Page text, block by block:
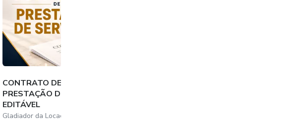
CONTRATO DE
PRESTAÇÃO DE SERVIÇOS
EDITÁVEL
Gladiador da Locação